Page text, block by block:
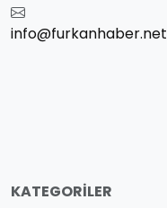
info@furkanhaber.net
KATEGORILER